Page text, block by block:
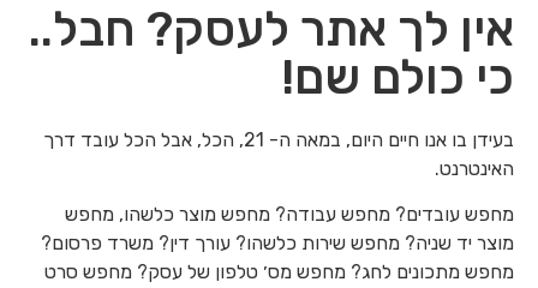
אין לך אתר לעסק? חבל..
כי כולם שם!
בעידן בו אנו חיים היום, במאה ה- 21, הכל, אבל הכל עובד דרך
האינטרנט.
מחפש עובדים? מחפש עבודה? מחפש מוצר כלשהו, מחפש
מוצר יד שניה? מחפש שירות כלשהו? עורך דין? משרד פרסום?
מחפש מתכונים לחג? מחפש מס׳ טלפון של עסק? מחפש סרט